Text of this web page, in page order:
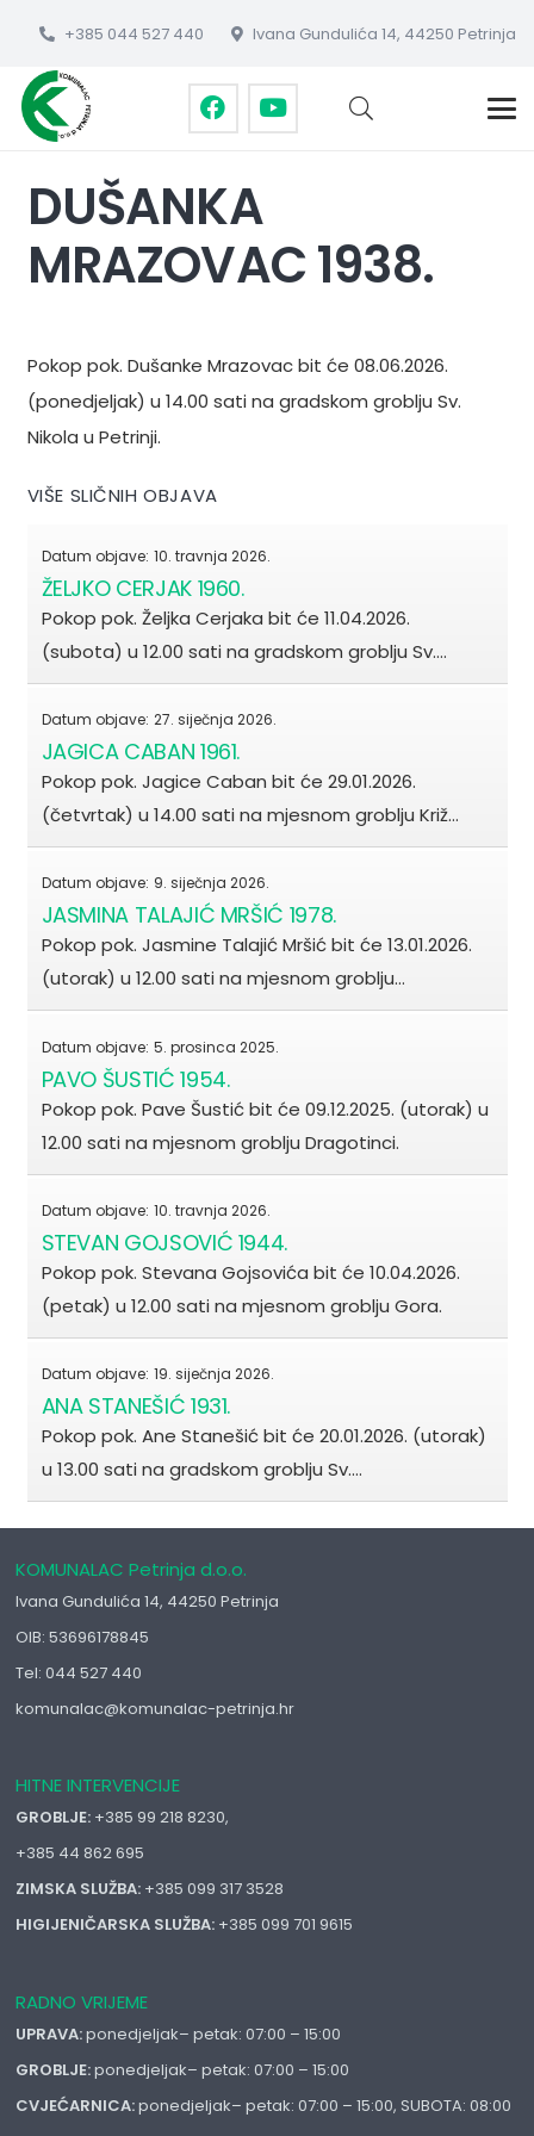
+385 044 527 440 Ivana Gundulića 14, 44250 Petrinja
DUŠANKA
MRAZOVAC 1938.
Pokop pok. Dušanke Mrazovac bit će 08.06.2026.
(ponedjeljak) u 14.00 sati na gradskom groblju Sv.
Nikola u Petrinji.
VIŠE SLIČNIH OBJAVA
Datum objave: 10. travnja 2026.
ŽELJKO CERJAK 1960.
Pokop pok. Željka Cerjaka bit će 11.04.2026.
(subota) u 12.00 sati na gradskom groblju Sv.…
Datum objave: 27. siječnja 2026.
JAGICA CABAN 1961.
Pokop pok. Jagice Caban bit će 29.01.2026.
(četvrtak) u 14.00 sati na mjesnom groblju Križ…
Datum objave: 9. siječnja 2026.
JASMINA TALAJIĆ MRŠIĆ 1978.
Pokop pok. Jasmine Talajić Mršić bit će 13.01.2026.
(utorak) u 12.00 sati na mjesnom groblju…
Datum objave: 5. prosinca 2025.
PAVO ŠUSTIĆ 1954.
Pokop pok. Pave Šustić bit će 09.12.2025. (utorak) u
12.00 sati na mjesnom groblju Dragotinci.
Datum objave: 10. travnja 2026.
STEVAN GOJSOVIĆ 1944.
Pokop pok. Stevana Gojsovića bit će 10.04.2026.
(petak) u 12.00 sati na mjesnom groblju Gora.
Datum objave: 19. siječnja 2026.
ANA STANEŠIĆ 1931.
Pokop pok. Ane Stanešić bit će 20.01.2026. (utorak)
u 13.00 sati na gradskom groblju Sv.…
KOMUNALAC Petrinja d.o.o.
Ivana Gundulića 14, 44250 Petrinja
OIB: 53696178845
Tel: 044 527 440
komunalac@komunalac-petrinja.hr
HITNE INTERVENCIJE
GROBLJE: +385 99 218 8230,
+385 44 862 695
ZIMSKA SLUŽBA: +385 099 317 3528
HIGIJENIČARSKA SLUŽBA: +385 099 701 9615
RADNO VRIJEME
UPRAVA:ponedjeljak– petak: 07:00 – 15:00
GROBLJE:ponedjeljak– petak: 07:00 – 15:00
CVJEĆARNICA:ponedjeljak– petak: 07:00 – 15:00, SUBOTA: 08:00